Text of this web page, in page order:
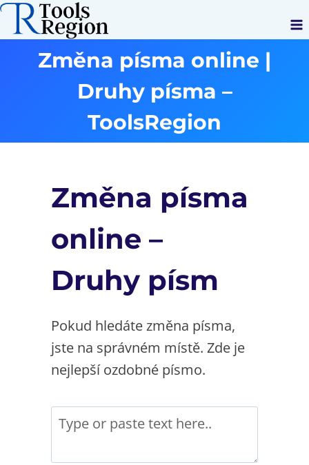
Přeskočit
na
Změna písma online |
Druhy písma –
ToolsRegion
Změna písma
online –
Druhy písm
Pokud hledáte změna písma,
jste na správném místě. Zde je
nejlepší ozdobné písmo.